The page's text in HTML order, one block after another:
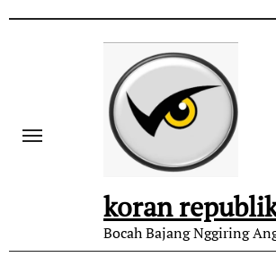
koran
Bocah Bajang Nggiring